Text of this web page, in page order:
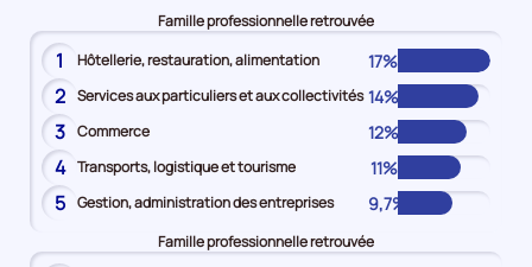
Famille professionnelle retrouvée
1 Hôtellerie, restauration, alimentation 17%
2 Services aux particuliers et aux collectivités 14%
3 Commerce 12%
4 Transports, logistique et tourisme 11%
5 Gestion, administration des entreprises 9,7%
Famille professionnelle retrouvée